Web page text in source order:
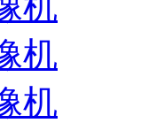
机
机